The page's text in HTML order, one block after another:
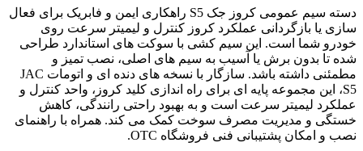
دسته سیم عمومی کروز جک S5 راهکاری ایمن و فابریک برای فعال
سازی یا بازگردانی عملکرد کروز کنترل و لیمیتر سرعت روی
خودرو شما است. این سیم کشی با سوکت های استاندارد طراحی
شده تا بدون برش یا آسیب به سیم های اصلی، نصب تمیز و
مطمئنی داشته باشد. سازگار با نسخه های دنده ای و اتومات JAC
S5، این مجموعه پایه ای برای راه اندازی کلید کروز، واحد کنترل و
عملکرد لیمیتر سرعت است و به بهبود راحتی رانندگی، کاهش
خستگی و مدیریت مصرف سوخت کمک می کند. همراه با راهنمای
نصب و امکان پشتیبانی فنی فروشگاه OTC.